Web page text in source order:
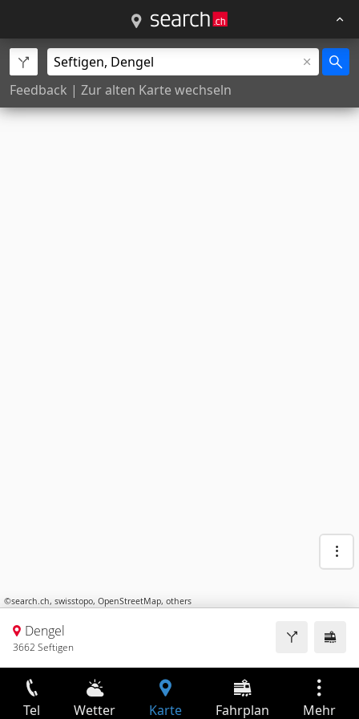
Feedback | Zur alten Karte wechseln
©search.ch, swisstopo, OpenStreetMap, others
Dengel
3662 Seftigen
Tel Wetter Karte Fahrplan Mehr